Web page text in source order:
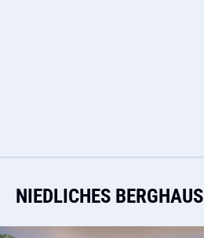
NIEDLICHES BERGHAUS